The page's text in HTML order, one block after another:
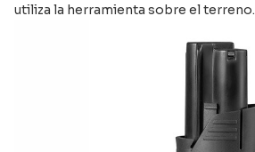
utiliza la herramienta sobre el terreno.